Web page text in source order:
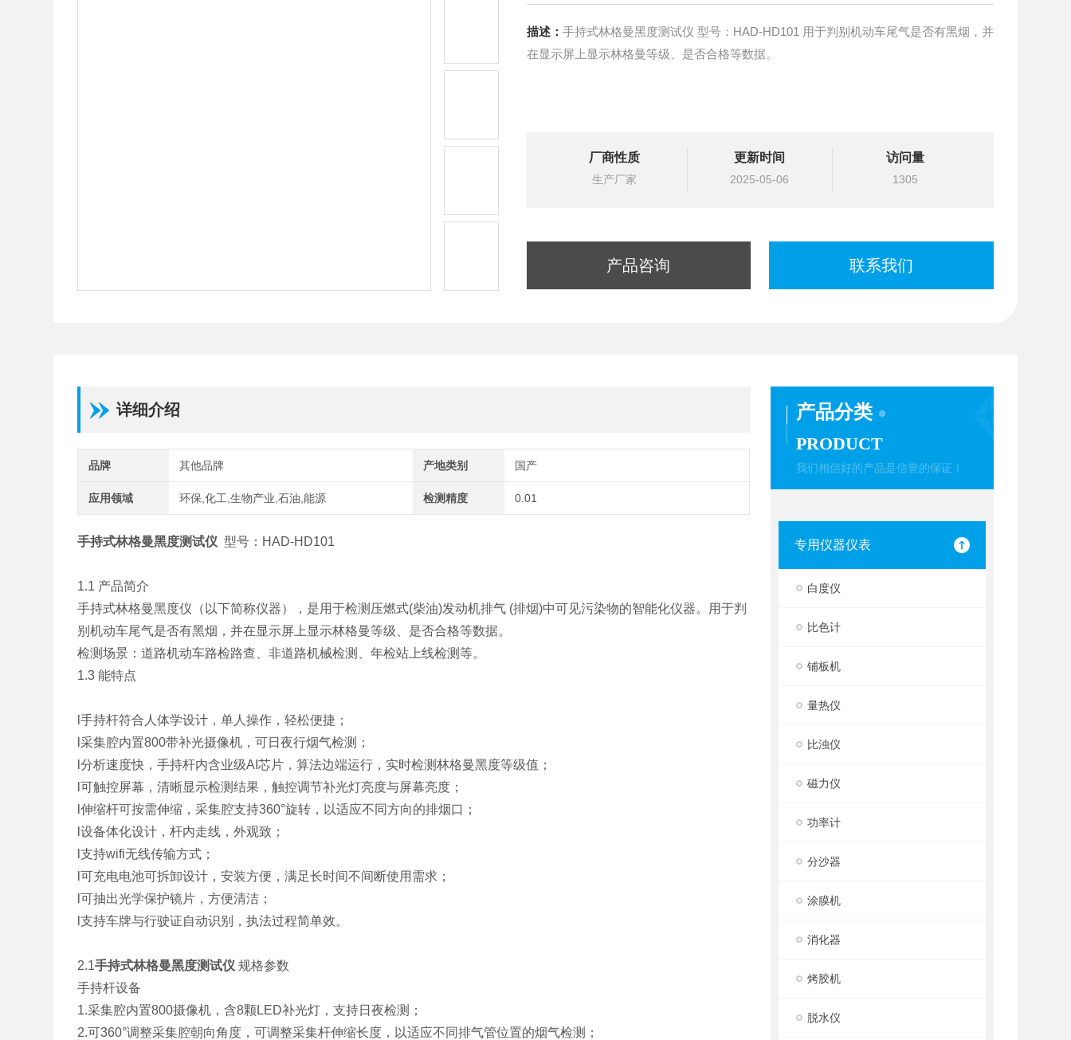
描述： 手持式林格曼黑度测试仪 型号：HAD-HD101 用于判别机动车尾气是否有黑烟，并
在显示屏上显示林格曼等级、是否合格等数据。
厂商性质
生产厂家
更新时间
2025-05-06
访问量
1305
产品咨询 联系我们
产品分类
PRODUCT
我们相信好的产品是信誉的保证！
专用仪器仪表
白度仪
比色计
铺板机
量热仪
比浊仪
磁力仪
功率计
分沙器
涂膜机
消化器
烤胶机
脱水仪
详细介绍
品牌 其他品牌 产地类别 国产
应用领域 环保,化工,生物产业,石油,能源 检测精度 0.01
手持式林格曼黑度测试仪 型号： HAD-HD101
1.1 产品简介
手持式林格曼黑度仪（以下简称仪器），是用于检测压燃式(柴油)发动机排气 (排烟)中可见污染物的智能化仪器。用于判
别机动车尾气是否有黑烟，并在显示屏上显示林格曼等级、是否合格等数据。
检测场景：道路机动车路检路查、非道路机械检测、年检站上线检测等。
1.3能特点
l手持杆符合人体学设计，单人操作，轻松便捷；
l采集腔内置800带补光摄像机，可日夜行烟气检测；
l分析速度快，手持杆内含业级AI芯片，算法边端运行，实时检测林格曼黑度等级值；
l可触控屏幕，清晰显示检测结果，触控调节补光灯亮度与屏幕亮度；
l伸缩杆可按需伸缩，采集腔支持360°旋转，以适应不同方向的排烟口；
l设备体化设计，杆内走线，外观致；
l支持wifi无线传输方式；
l可充电电池可拆卸设计，安装方便，满足长时间不间断使用需求；
l可抽出光学保护镜片，方便清洁；
l支持车牌与行驶证自动识别，执法过程简单效。
2.1手持式林格曼黑度测试仪 规格参数
手持杆设备
1.采集腔内置800摄像机，含8颗LED补光灯，支持日夜检测；
2.可360°调整采集腔朝向角度，可调整采集杆伸缩长度，以适应不同排气管位置的烟气检测；